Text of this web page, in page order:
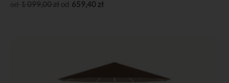
1 099,00zł 659,40 zł